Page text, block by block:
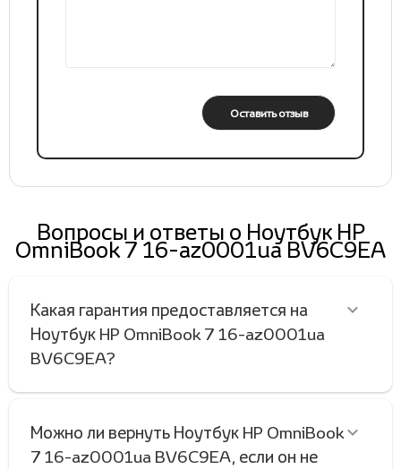
Оставить отзыв
Вопросы и ответы о Ноутбук HP
OmniBook 7 16-az0001ua BV6C9EA
Какая гарантия предоставляется на
Ноутбук HP OmniBook 7 16-az0001ua
BV6C9EA?
Можно ли вернуть Ноутбук HP OmniBook
7 16-az0001ua BV6C9EA, если он не